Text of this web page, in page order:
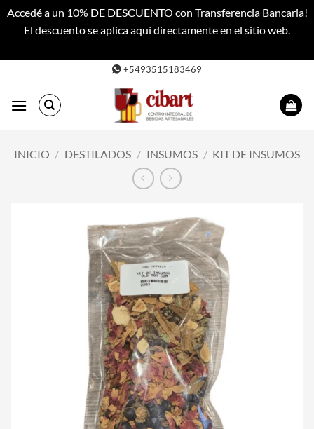
Accedé a un 10% DE DESCUENTO con Transferencia Bancaria!
El descuento se aplica aquí directamente en el sitio web.
contenido
+5493515183469
INICIO / DESTILADOS / INSUMOS / KIT DE INSUMOS